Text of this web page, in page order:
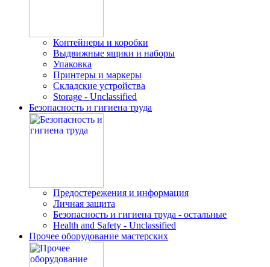
Контейнеры и коробки
Выдвижные ящики и наборы
Упаковка
Принтеры и маркеры
Складские устройства
Storage - Unclassified
Безопасность и гигиена труда
Предостережения и информация
Личная защита
Безопасность и гигиена труда - остальные
Health and Safety - Unclassified
Прочее оборудование мастерских